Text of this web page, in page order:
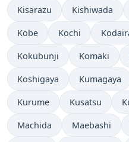
Kisarazu Kishiwada
Kobe Kochi
Kokubunji Komaki
Koshigaya Kumagaya
Kurume Kusatsu
Machida Maebashi